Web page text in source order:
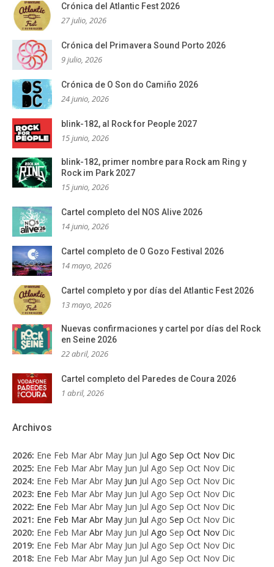
Crónica del Atlantic Fest 2026
27 julio, 2026
Crónica del Primavera Sound Porto 2026
9 julio, 2026
Crónica de O Son do Camiño 2026
24 junio, 2026
blink-182, al Rock for People 2027
15 junio, 2026
blink-182, primer nombre para Rock am Ring y
Rock im Park 2027
15 junio, 2026
Cartel completo del NOS Alive 2026
14 junio, 2026
Cartel completo de O Gozo Festival 2026
14 mayo, 2026
Cartel completo y por días del Atlantic Fest 2026
13 mayo, 2026
Nuevas confirmaciones y cartel por días del Rock
en Seine 2026
22 abril, 2026
Cartel completo del Paredes de Coura 2026
1 abril, 2026
Archivos
2026: Ene Feb Mar Abr May Jun Jul Ago Sep Oct Nov Dic
2025: Ene Feb Mar Abr May Jun Jul Ago Sep Oct Nov Dic
2024: Ene Feb Mar Abr May Jun Jul Ago Sep Oct Nov Dic
2023: Ene Feb Mar Abr May Jun Jul Ago Sep Oct Nov Dic
2022: Ene Feb Mar Abr May Jun Jul Ago Sep Oct Nov Dic
2021: Ene Feb Mar Abr May Jun Jul Ago Sep Oct Nov Dic
2020: Ene Feb Mar Abr May Jun Jul Ago Sep Oct Nov Dic
2019: Ene Feb Mar Abr May Jun Jul Ago Sep Oct Nov Dic
2018: Ene Feb Mar Abr May Jun Jul Ago Sep Oct Nov Dic